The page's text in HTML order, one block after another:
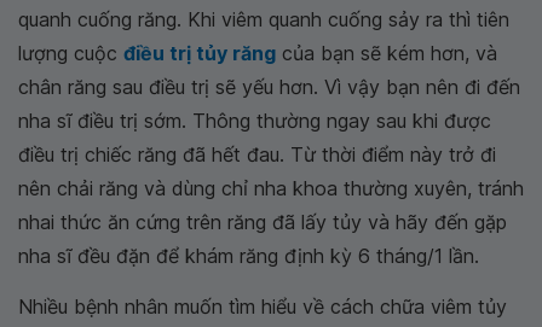
quanh cuống răng. Khi viêm quanh cuống sảy ra thì tiên
lượng cuộc điều trị tủy răng của bạn sẽ kém hơn, và
chân răng sau điều trị sẽ yếu hơn. Vì vậy bạn nên đi đến
nha sĩ điều trị sớm. Thông thường ngay sau khi được
điều trị chiếc răng đã hết đau. Từ thời điểm này trở đi
nên chải răng và dùng chỉ nha khoa thường xuyên, tránh
nhai thức ăn cứng trên răng đã lấy tủy và hãy đến gặp
nha sĩ đều đặn để khám răng định kỳ 6 tháng/1 lần.
Nhiều bệnh nhân muốn tìm hiểu về cách chữa viêm tủy